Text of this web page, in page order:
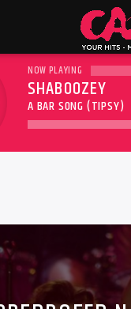
NOW PLAYING
SHABOOZEY
A BAR SONG (TIPSY)